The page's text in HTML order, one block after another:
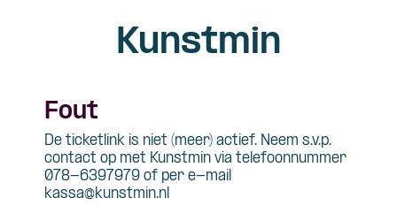
Kunstmin
Fout
De ticketlink is niet (meer) actief. Neem s.v.p.
contact op met Kunstmin via telefoonnummer
078-6397979 of per e-mail
kassa@kunstmin.nl